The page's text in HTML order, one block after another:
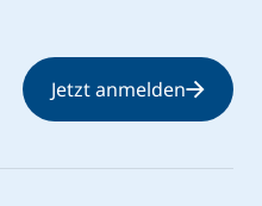
Jetzt anmelden